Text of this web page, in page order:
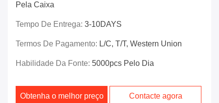
Pela Caixa
Tempo De Entrega: 3-10DAYS
Termos De Pagamento: L/C, T/T, Western Union
Habilidade Da Fonte: 5000pcs Pelo Dia
Obtenha o melhor preço Contacte agora